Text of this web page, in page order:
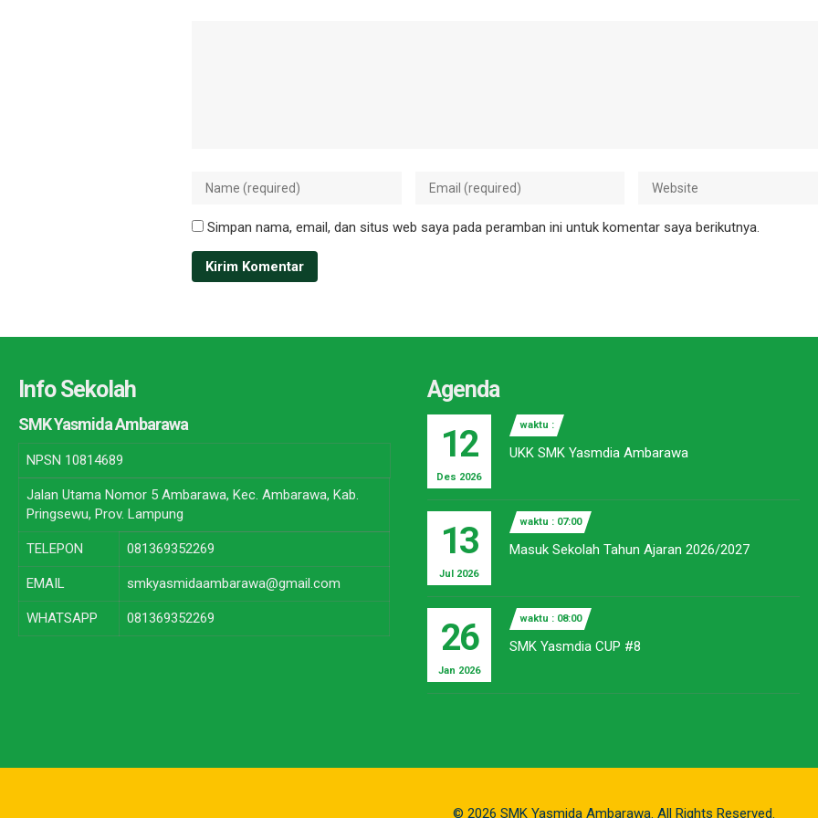
Simpan nama, email, dan situs web saya pada peramban ini untuk komentar saya berikutnya.
Info Sekolah
SMK Yasmida Ambarawa
NPSN 10814689
Jalan Utama Nomor 5 Ambarawa, Kec. Ambarawa, Kab.
Pringsewu, Prov. Lampung
TELEPON 081369352269
EMAIL smkyasmidaambarawa@gmail.com
WHATSAPP 081369352269
Agenda
12
Des 2026
waktu :
UKK SMK Yasmdia Ambarawa
13
Jul 2026
waktu : 07:00
Masuk Sekolah Tahun Ajaran 2026/2027
26
Jan 2026
waktu : 08:00
SMK Yasmdia CUP #8
© 2026 SMK Yasmida Ambarawa. All Rights Reserved.